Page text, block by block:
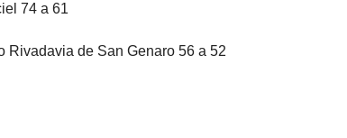
74 a 61
Rivadavia de San Genaro 56 a 52